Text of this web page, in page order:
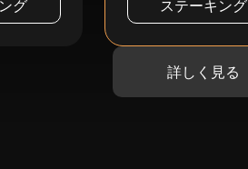
グ ステーキング
詳しく見る